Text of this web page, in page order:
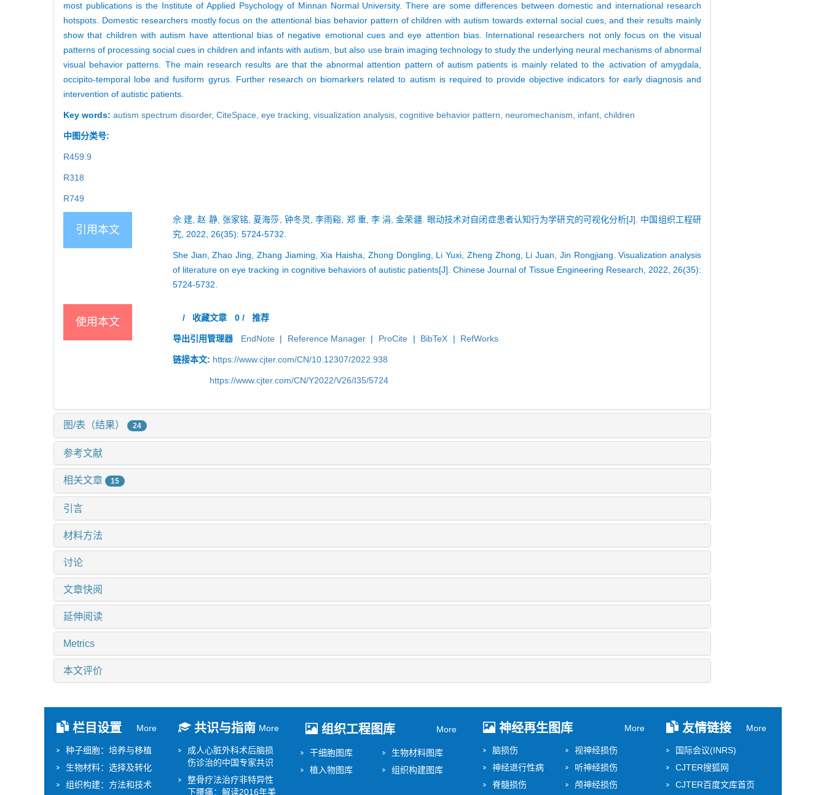
most publications is the Institute of Applied Psychology of Minnan Normal University. There are some differences between domestic and international research
hotspots. Domestic researchers mostly focus on the attentional bias behavior pattern of children with autism towards external social cues, and their results mainly
show that children with autism have attentional bias of negative emotional cues and eye attention bias. International researchers not only focus on the visual
patterns of processing social cues in children and infants with autism, but also use brain imaging technology to study the underlying neural mechanisms of abnormal
visual behavior patterns. The main research results are that the abnormal attention pattern of autism patients is mainly related to the activation of amygdala,
occipito-temporal lobe and fusiform gyrus. Further research on biomarkers related to autism is required to provide objective indicators for early diagnosis and
intervention of autistic patients.
Key words: autism spectrum disorder, CiteSpace, eye tracking, visualization analysis, cognitive behavior pattern, neuromechanism, infant, children
中图分类号:
R459.9
R318
R749
引用本文
佘 建, 赵 静, 张家铭, 夏海莎, 钟冬灵, 李雨谿, 郑 重, 李 涓, 金荣疆. 眼动技术对自闭症患者认知行为学研究的可视化分析[J]. 中国组织工程研
究, 2022, 26(35): 5724-5732.
She Jian, Zhao Jing, Zhang Jiaming, Xia Haisha, Zhong Dongling, Li Yuxi, Zheng Zhong, Li Juan, Jin Rongjiang. Visualization analysis
of literature on eye tracking in cognitive behaviors of autistic patients[J]. Chinese Journal of Tissue Engineering Research, 2022, 26(35):
5724-5732.
使用本文 / 收藏文章 0/ 推荐
导出引用管理器 EndNote | Reference Manager | ProCite | BibTeX | RefWorks
链接本文: https://www.cjter.com/CN/10.12307/2022.938
https://www.cjter.com/CN/Y2022/V26/I35/5724
图/表（结果） 24
参考文献
相关文章 15
引言
材料方法
讨论
文章快阅
延伸阅读
Metrics
本文评价
栏目设置 More
种子细胞：培养与移植
生物材料：选择及转化
组织构建：方法和技术
共识与指南 More
成人心脏外科术后脑损
伤诊治的中国专家共识
整骨疗法治疗非特异性
下腰痛：解读2016年美
组织工程图库 More
干细胞图库
生物材料图库
植入物图库
组织构建图库
神经再生图库 More
脑损伤
视神经损伤
神经退行性病
听神经损伤
脊髓损伤
颅神经损伤
友情链接 More
国际会议(INRS)
CJTER搜狐网
CJTER百度文库首页